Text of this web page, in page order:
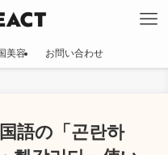
美容 お問い合わせ
語の「곤란하